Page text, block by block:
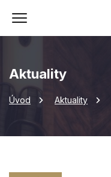
Aktuality
Úvod Aktuality